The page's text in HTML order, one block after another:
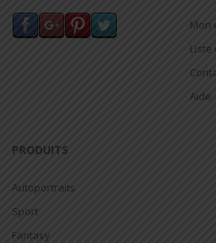
Mon
Liste
Aide
PRODUITS
Autoportraits
Sport
Fantasy